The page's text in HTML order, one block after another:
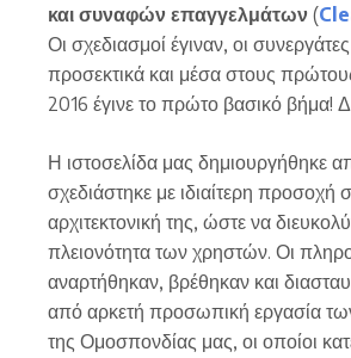
και συναφών επαγγελμάτων (
Οι σχεδιασμοί έγιναν, οι
προσεκτικά και μέσα στους
2016 έγινε το πρώτο βασικό βήμα!
Η ιστοσελίδα μας δημιουργήθηκε
σχεδιάστηκε με ιδιαίτερη προσοχή
αρχιτεκτονική της, ώστε να
πλειονότητα των χρηστών. Οι
αναρτήθηκαν, βρέθηκαν και
από αρκετή προσωπική εργασία
της Ομοσπονδίας μας, οι οποίοι